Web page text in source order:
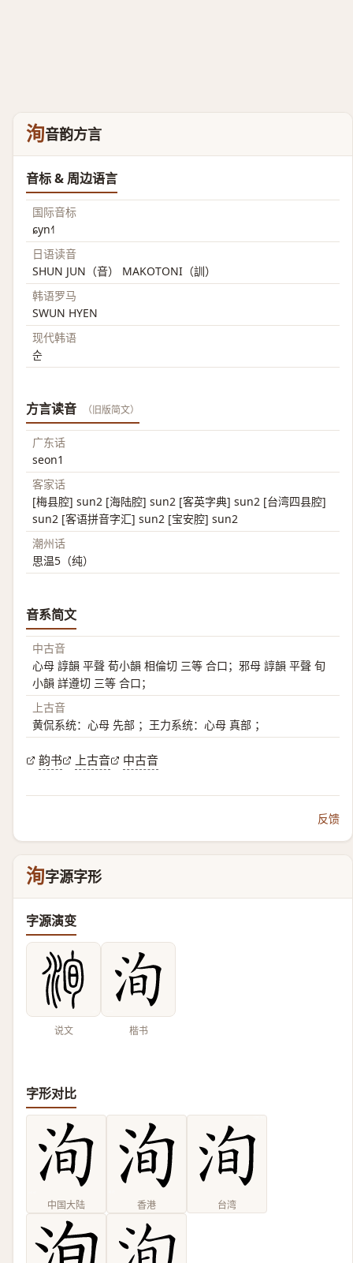
洵音韵方言
音标 & 周边语言
国际音标
ɕyn˧˥
日语读音
SHUN JUN（音） MAKOTONI（訓）
韩语罗马
SWUN HYEN
现代韩语
순
方言读音 （旧版简文）
广东话
seon1
客家话
[梅县腔] sun2 [海陆腔] sun2 [客英字典] sun2 [台湾四县腔]
sun2 [客语拼音字汇] sun2 [宝安腔] sun2
潮州话
思温5（纯）
音系简文
中古音
心母 諄韻 平聲 荀小韻 相倫切 三等 合口；邪母 諄韻 平聲 旬
小韻 詳遵切 三等 合口；
上古音
黄侃系统：心母 先部 ；王力系统：心母 真部 ；
韵书 上古音 中古音
反馈
洵字源字形
字源演变
说文 楷书
字形对比
中国大陆 香港 台湾